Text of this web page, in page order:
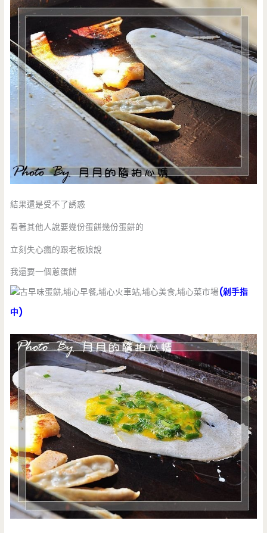
結果還是受不了誘惑
看著其他人說要幾份蛋餅幾份蛋餅的
立刻失心瘋的跟老板娘說
我還要一個蔥蛋餅
(剁手指
中)